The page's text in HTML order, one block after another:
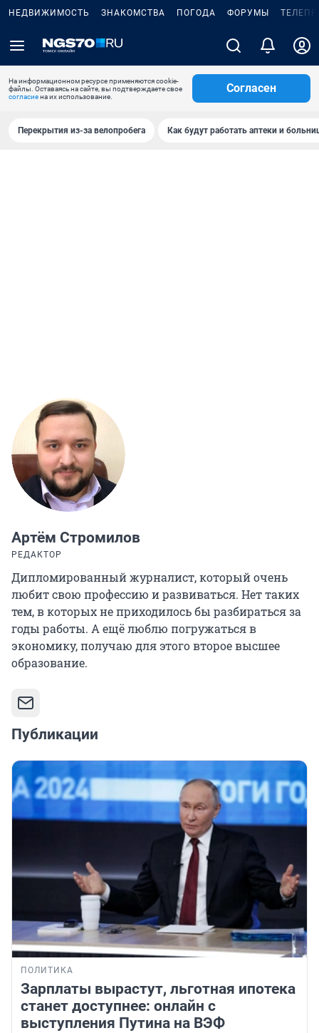
НЕДВИЖИМОСТЬ ЗНАКОМСТВА ПОГОДА ФОРУМЫ
На информационном ресурсе применяются cookie-
файлы. Оставаясь на сайте, вы подтверждаете свое
согласиена их использование.
Согласен
Перекрытия из-за велопробега Как будут работать аптеки и
Артём Стромилов
РЕДАКТОР
Дипломированный журналист, который очень
любит свою профессию и развиваться. Нет таких
тем, в которых не приходилось бы разбираться за
годы работы. А ещё люблю погружаться в
экономику, получаю для этого второе высшее
образование.
Публикации
ПОЛИТИКА
Зарплаты вырастут, льготная ипотека
станет доступнее: онлайн с
выступления Путина на ВЭФ